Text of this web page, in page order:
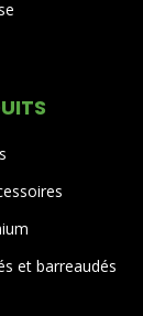
et barreaudés